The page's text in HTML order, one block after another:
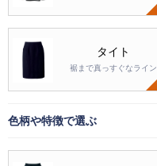
タイト
裾まで真っすぐなライン
色柄や特徴で選ぶ